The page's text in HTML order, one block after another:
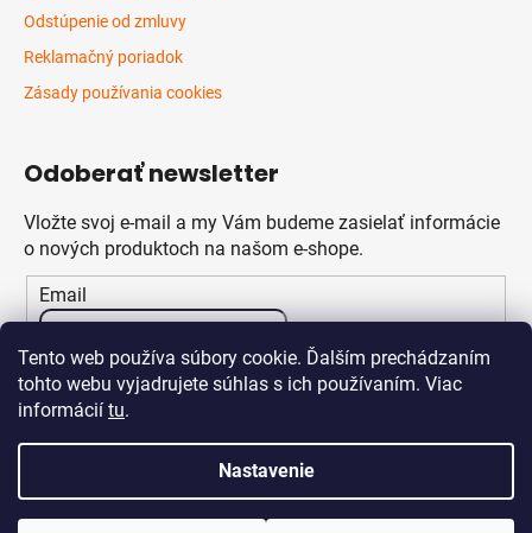
Tento web používa súbory cookie. Ďalším prechádzaním
tohto webu vyjadrujete súhlas s ich používaním. Viac
informácií tu.
Nastavenie
Odstúpenie od zmluvy
Reklamačný poriadok
Zásady používania cookies
Odoberať newsletter
Vložte svoj e-mail a my Vám budeme zasielať informácie
o nových produktoch na našom e-shope.
Email
Vložením e-mailu súhlasíte spodmienkami ochrany
osobných údajov
PRIHLÁSIŤ SA